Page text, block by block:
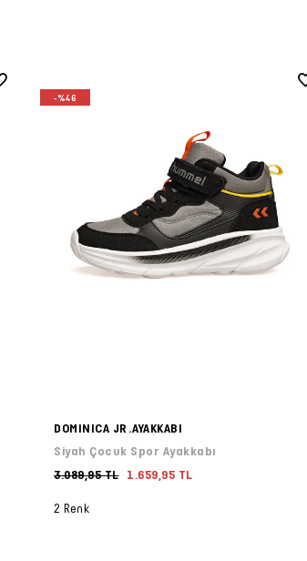
-%46
DOMINICA JR.AYAKKABI
Siyah Çocuk Spor Ayakkabı
3.089,95 TL
1.659,95 TL
2 Renk